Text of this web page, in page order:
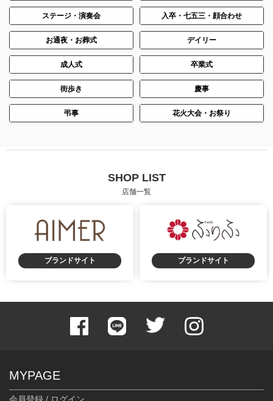
ステージ・演奏会 入卒・七五三・顔合わせ
お通夜・お葬式 デイリー
成人式 卒業式
街歩き 慶事
弔事 花火大会・お祭り
SHOP LIST
店舗一覧
ブランドサイト ブランドサイト
MYPAGE